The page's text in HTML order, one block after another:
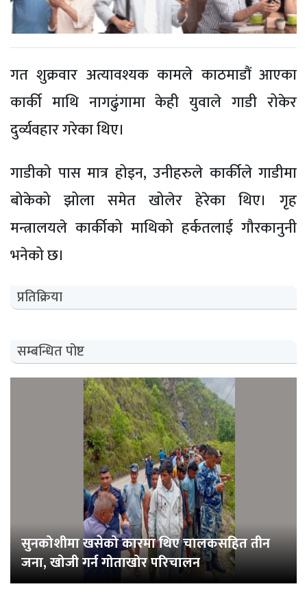
गत शुक्रवार अत्यावश्यक कामले काठमाडौं आएका
कार्की माथि नागढुंगामा केही युवाले गाडी रोकेर
दुर्व्यवहार गरेका थिए।
गाडीको पास मात्र होइन, उनीहरुले कार्कीले गाडीमा
बोकेको झोला समेत खोलेर हेरेका थिए। गृह
मन्त्रालयले कार्कीको माथिको हर्कतलाई गौरकानुनी
भनेको छ।
प्रतिक्रिया
सम्बन्धित पोष्ट
सुनकोशीमा खसेको कारमा थिए चालकसहित तीन
जना, खोजी गर्न गोताखोर परिचालन